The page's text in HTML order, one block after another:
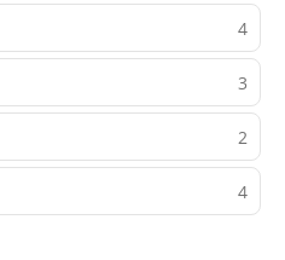
4
3
2
4